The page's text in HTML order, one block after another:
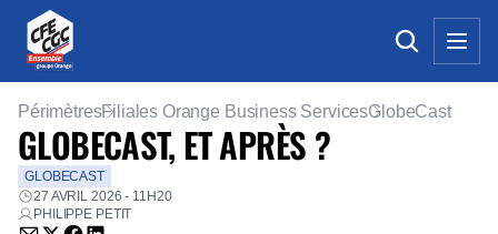
PérimètresFiliales Orange Business ServicesGlobeCast
GLOBECAST, ET APRÈS ?
GLOBECAST
27 AVRIL 2026 - 11H20
PHILIPPE PETIT